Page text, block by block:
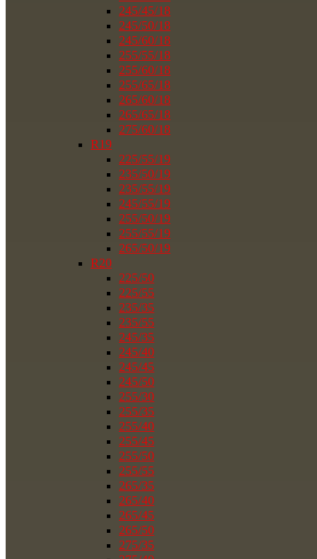
245/45/18
245/50/18
245/60/18
255/55/18
255/60/18
255/65/18
265/60/18
265/65/18
275/60/18
R19
225/55/19
235/50/19
235/55/19
245/55/19
255/50/19
255/55/19
265/50/19
R20
225/50
225/55
235/35
235/55
245/35
245/40
245/45
245/50
255/30
255/35
255/40
255/45
255/50
255/55
265/35
265/40
265/45
265/50
275/35